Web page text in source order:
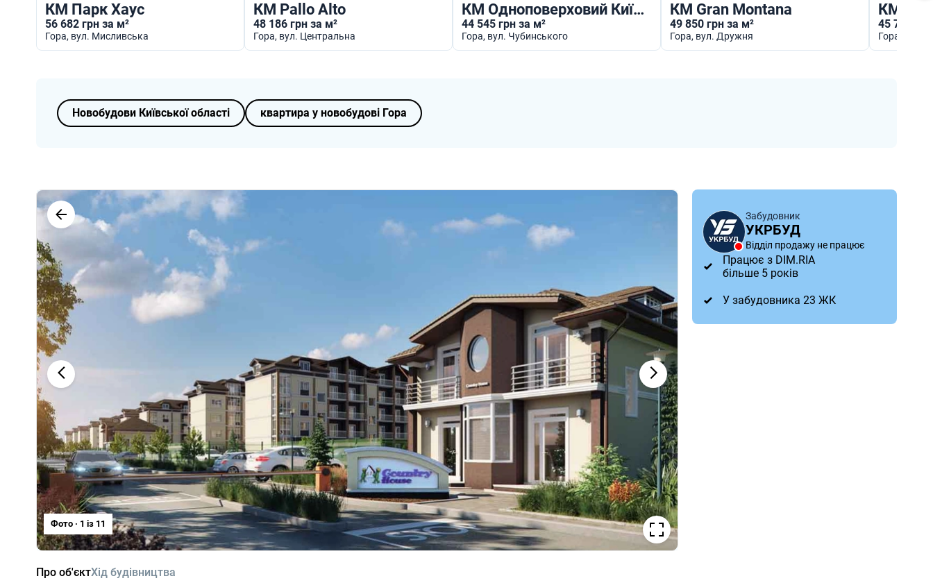
КМ Парк Хаус
56 682 грн за м²
Гора, вул. Мисливська
КМ Pallo Alto
48 186 грн за м²
Гора, вул. Центральна
КМ Одноповерховий Київ - Гора
44 545 грн за м²
Гора, вул. Чубинського
КМ Gran Montana
49 850 грн за м²
Гора, вул. Дружня
КМ
45 759
Гора
Новобудови Київської області квартира у новобудові Гора
Фото · 1 iз 11
Про об'єктХід будівництва
Забудовник
УКРБУД
Відділ продажу не працює
Працює з DIM.RIA
більше 5 років
У забудовника 23 ЖК